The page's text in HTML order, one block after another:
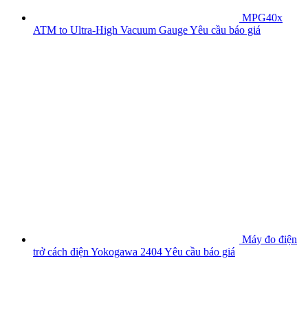
MPG40x
ATM to Ultra-High Vacuum GaugeYêu cầu báo giá
Máy đo điện
trở cách điện Yokogawa 2404Yêu cầu báo giá